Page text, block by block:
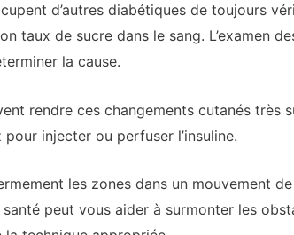
d’autres diabétiques de toujours
taux de sucre dans le sang. L’examen
la cause.
rendre ces changements cutanés
injecter ou perfuser l’insuline.
les zones dans un mouvement
peut vous aider à surmonter les